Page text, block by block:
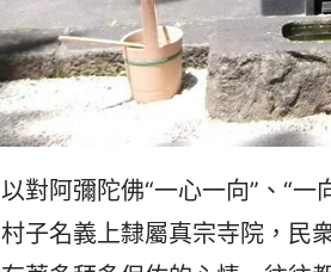
對阿彌陀佛“一心一向”、“
子名義上隸屬真宗寺院，民